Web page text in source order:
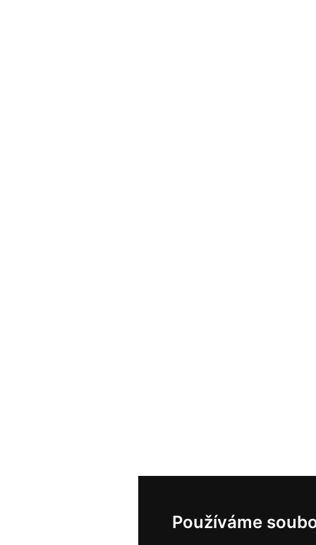
Používáme